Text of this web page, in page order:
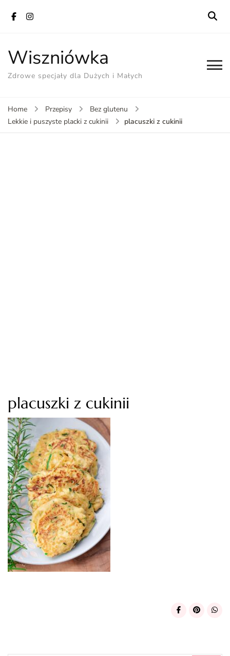
Wiszniówka
Zdrowe specjały dla Dużych i Małych
Home Przepisy
Bez glutenu
Lekkie i puszyste placki z cukinii
placuszki z cukinii
placuszki z cukinii